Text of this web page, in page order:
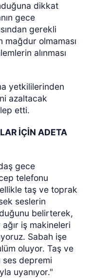
dikkat
gece
gerekli
mağdur olmaması
alınması
yetkililerinden
azaltacak
etti.
İÇİN ADETA
gece
telefonu
taş ve toprak
seslerin
belirterek,
iş makineleri
Sabah işe
oluyor. Taş ve
ses depremi
uyanıyor."